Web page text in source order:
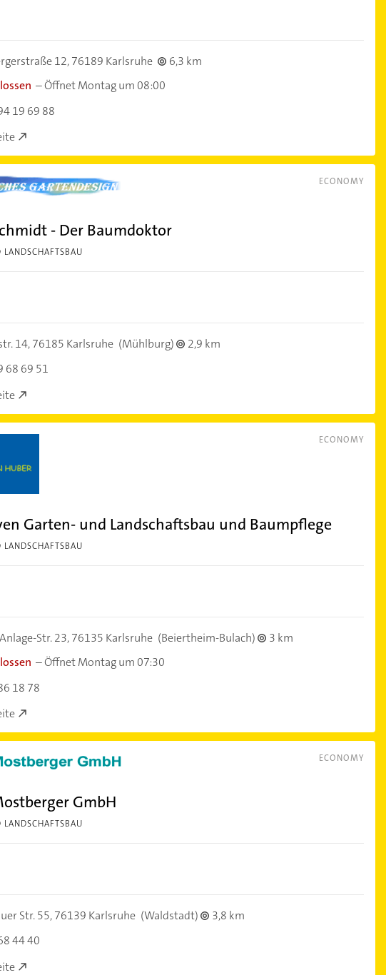
12,76189 Karlsruhe
6,3 km
–Öffnet Montag um 08:00
19 69 88
ECONOMY
- Der Baumdoktor
14,76185 Karlsruhe (Mühlburg)
2,9 km
68 69 51
ECONOMY
Garten- und Landschaftsbau und Baumpflege
Str. 23,76135 Karlsruhe (Beiertheim-Bulach)
3 km
–Öffnet Montag um 07:30
18 78
ECONOMY
GmbH
Str. 55,76139 Karlsruhe (Waldstadt)
3,8 km
44 40